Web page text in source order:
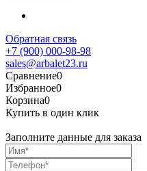
Обратная связь
+7 (900) 000-98-98
sales@arbalet23.ru
Сравнение0
Избранное0
Корзина0
Купить в один клик
Заполните данные для заказа